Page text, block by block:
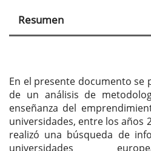
Resumen
En el presente documento se
de un análisis de
enseñanza del
universidades, entre los años
realizó una búsqueda de
universidades